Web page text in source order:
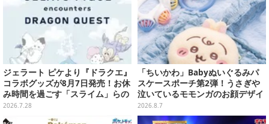
ジェラート ピケより『ドラクエ』
コラボグッズが8月7日発売！お休
み時間を過ごす「スライム」らの
ルームウェア、雑貨など多数ライ
ンナップ
2026.7.28
「ちいかわ」Babyぬいぐるみパ
スケースポーチ第2弾！うさぎや
泣いているモモンガのお顔デザイ
ン全4種が8月下旬プライズ展開
2026.8.7